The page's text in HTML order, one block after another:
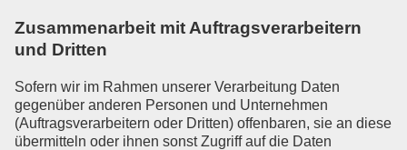
Zusammenarbeit mit Auftragsverarbeitern
und Dritten
Sofern wir im Rahmen unserer Verarbeitung Daten
gegenüber anderen Personen und Unternehmen
(Auftragsverarbeitern oder Dritten) offenbaren, sie an diese
übermitteln oder ihnen sonst Zugriff auf die Daten